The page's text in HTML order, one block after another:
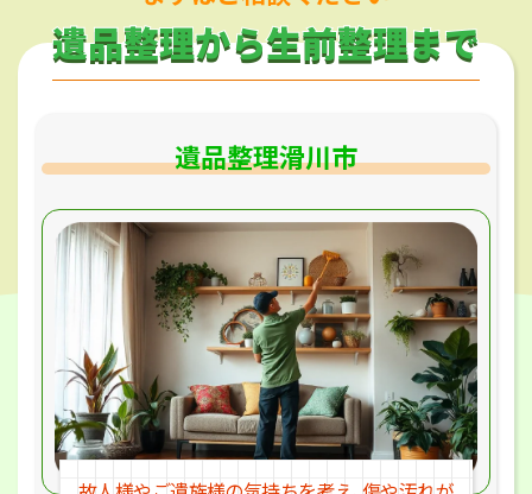
遺品整理から生前整理まで
遺品整理から生前整理まで
遺品整理滑川市